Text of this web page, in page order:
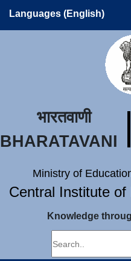
Languages (English)
भारतवाणी
BHARATAVANI
Ministry of
Central Institute
Knowledge